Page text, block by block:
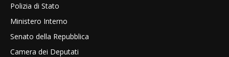
Polizia di Stato
Ministero Interno
Senato della Repubblica
Camera dei Deputati